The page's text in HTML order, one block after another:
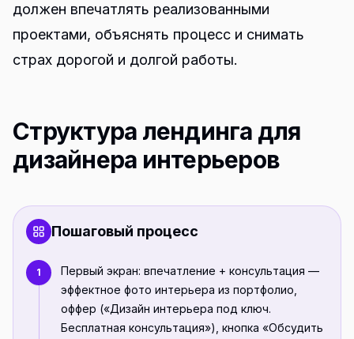
должен впечатлять реализованными
проектами, объяснять процесс и снимать
страх дорогой и долгой работы.
Структура лендинга для
дизайнера интерьеров
Пошаговый процесс
1
Первый экран: впечатление + консультация —
эффектное фото интерьера из портфолио,
оффер («Дизайн интерьера под ключ.
Бесплатная консультация»), кнопка «Обсудить